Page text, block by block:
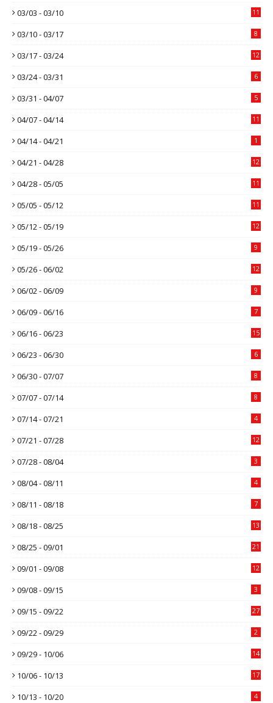
03/03 - 03/10 11
03/10 - 03/17 8
03/17 - 03/24 12
03/24 - 03/31 6
03/31 - 04/07 5
04/07 - 04/14 11
04/14 - 04/21 1
04/21 - 04/28 12
04/28 - 05/05 11
05/05 - 05/12 11
05/12 - 05/19 12
05/19 - 05/26 9
05/26 - 06/02 12
06/02 - 06/09 9
06/09 - 06/16 7
06/16 - 06/23 15
06/23 - 06/30 6
06/30 - 07/07 8
07/07 - 07/14 8
07/14 - 07/21 4
07/21 - 07/28 12
07/28 - 08/04 3
08/04 - 08/11 4
08/11 - 08/18 7
08/18 - 08/25 13
08/25 - 09/01 21
09/01 - 09/08 12
09/08 - 09/15 3
09/15 - 09/22 27
09/22 - 09/29 2
09/29 - 10/06 14
10/06 - 10/13 17
10/13 - 10/20 4